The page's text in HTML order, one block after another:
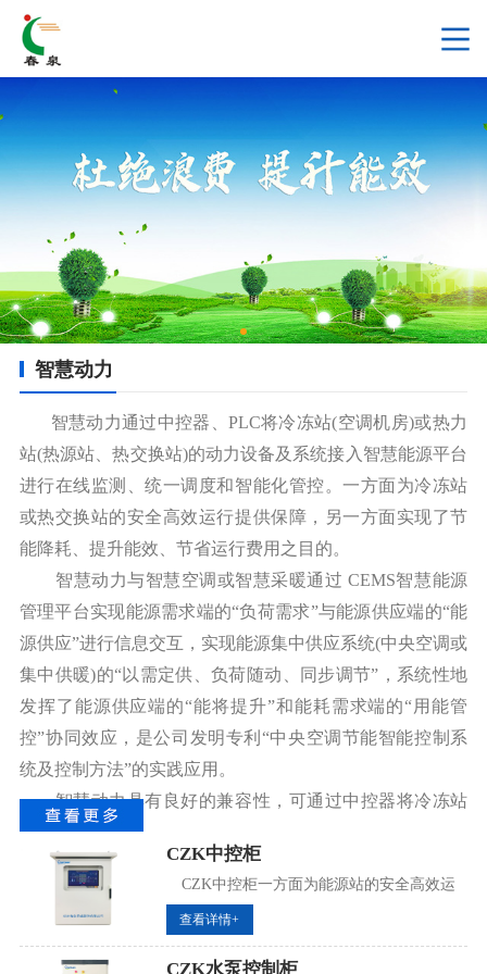
智慧动力
智慧动力通过中控器、PLC将冷冻站(空调机房)或热力
站(热源站、热交换站)的动力设备及系统接入智慧能源平台
进行在线监测、统一调度和智能化管控。一方面为冷冻站
或热交换站的安全高效运行提供保障，另一方面实现了节
能降耗、提升能效、节省运行费用之目的。
智慧动力与智慧空调或智慧采暖通过 CEMS智慧能源
管理平台实现能源需求端的“负荷需求”与能源供应端的“能
源供应”进行信息交互，实现能源集中供应系统(中央空调或
集中供暖)的“以需定供、负荷随动、同步调节”，系统性地
发挥了能源供应端的“能将提升”和能耗需求端的“用能管
控”协同效应，是公司发明专利“中央空调节能智能控制系
统及控制方法”的实践应用。
智慧动力具有良好的兼容性，可通过中控器将冷冻站
或热交换站已配置的集中监控系统直接接入CEMS智能能源
平台。
CZK中控柜
CZK中控柜一方面为能源站的安全高效运
行提供保障，另一方面实现能源站的节能减
碳、能效提升。
查看详情+
CZK水泵控制柜